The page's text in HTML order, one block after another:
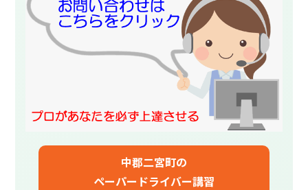
中郡二宮町の
ペーパードライバー講習